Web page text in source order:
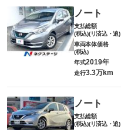
ノート
支払総額
(税込)(リ済込・追)
車両本体価格
(税込)
年式2019年
走行3.3万km
ノート
支払総額
(税込)(リ済込・追)